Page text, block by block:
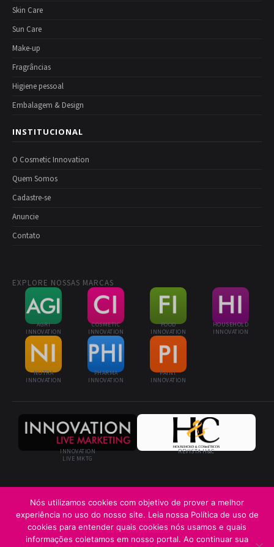
Skin Care
Sun Care
Make-up
Fragrâncias
Higiene pessoal
Embalagem & Design
INSTITUCIONAL
O Cosmetic Innovation
Quem Somos
Cadastre-se
Anuncie
Contato
EXPLORE NOSSAS MARCAS
AGRI
INNOVATION
COSMETIC
INNOVATION
FOOD
INNOVATION
HOUSEHOLD
INNOVATION
NUTRA
INNOVATION
PHARMA
INNOVATION
PAINT
INNOVATION
INNOVATION
LIVE MKTG
REVISTA H&C
© 2026 Cosmetic Innovation · Innovation Business Media Ltda. · Todos os
direitos reservados
Nós utilizamos cookies com objetivo de prover a melhor
experiência no uso do nosso site. Leia nossa Política de uso de
cookies para entender quais cookies nós usamos e quais
informações coletamos em nosso portal. Ao continuar sua